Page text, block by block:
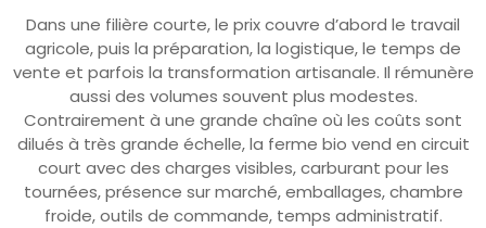
Dans une filière courte, le prix couvre d’abord le travail
agricole, puis la préparation, la logistique, le temps de
vente et parfois la transformation artisanale. Il rémunère
aussi des volumes souvent plus modestes.
Contrairement à une grande chaîne où les coûts sont
dilués à très grande échelle, la ferme bio vend en circuit
court avec des charges visibles, carburant pour les
tournées, présence sur marché, emballages, chambre
froide, outils de commande, temps administratif.